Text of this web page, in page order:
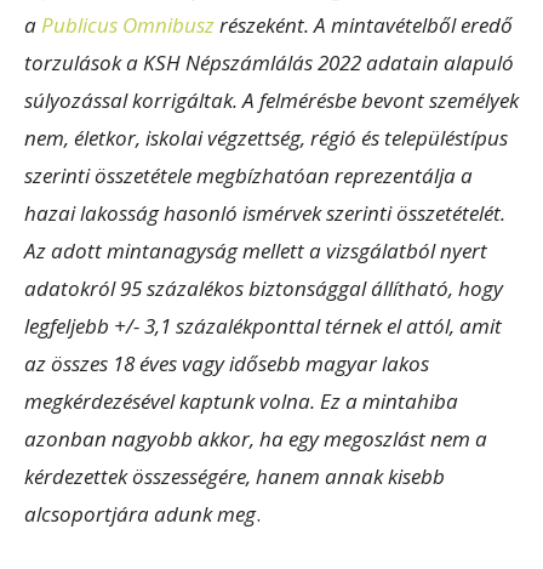
aPublicus Omnibuszrészeként. A mintavételből eredő
torzulások a KSH Népszámlálás 2022 adatain alapuló
súlyozással korrigáltak. A felmérésbe bevont személyek
nem, életkor, iskolai végzettség, régió és településtípus
szerinti összetétele megbízhatóan reprezentálja a
hazai lakosság hasonló ismérvek szerinti összetételét.
Az adott mintanagyság mellett a vizsgálatból nyert
adatokról 95 százalékos biztonsággal állítható, hogy
legfeljebb +/- 3,1 százalékponttal térnek el attól, amit
az összes 18 éves vagy idősebb magyar lakos
megkérdezésével kaptunk volna. Ez a mintahiba
azonban nagyobb akkor, ha egy megoszlást nem a
kérdezettek összességére, hanem annak kisebb
alcsoportjára adunk meg.